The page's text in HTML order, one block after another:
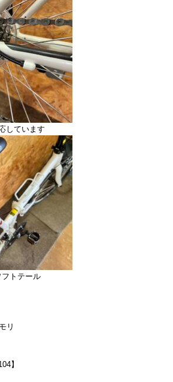
しています
トテール
リ
】